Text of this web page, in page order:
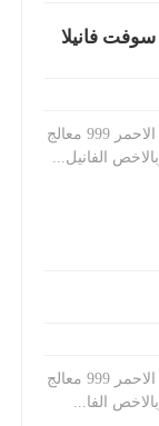
فانيلا
حصريا من فريق دعم سوا (سونيك) السوفت الجديد للسونيك الاحمر 999 معالج
حصريا من فريق دعم سوا (سونيك) السوفت الجديد للسونيك الاحمر 999 معالج